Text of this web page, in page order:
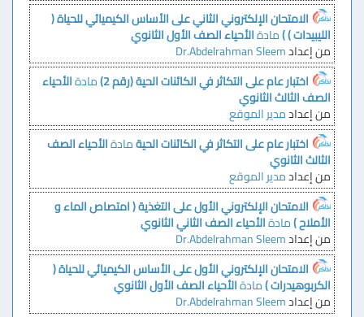
الامتحان الإلكتروني الثاني على الأساس الكيميائي للحياة (
الليبيدات ) )مادةالأحياء الصف الأول الثانوي
من إعدادDr.Abdelrahman Sleem
اختبار عام على التكاثر في الكائنات الحية (رقم 2)
مادةالأحياء
الصف الثالث الثانوي
من إعدادمدير الموقع
اختبار عام على التكاثر في الكائنات الحيةمادةالأحياء الصف
الثالث الثانوي
من إعدادمدير الموقع
الامتحان الإلكتروني الأول على التغذية ( امتصاص الماء و
الأملاح )مادةالأحياء الصف الثاني الثانوي
من إعدادDr.Abdelrahman Sleem
الامتحان الإلكتروني الأول على الأساس الكيميائي للحياة (
الكربوهيدرات )مادةالأحياء الصف الأول الثانوي
من إعدادDr.Abdelrahman Sleem